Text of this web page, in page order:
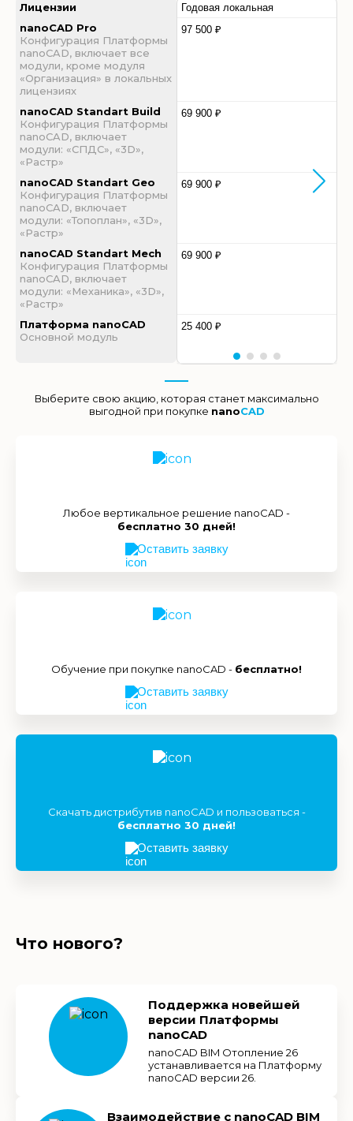
Лицензии
nanoCAD Pro
Конфигурация Платформы
nanoCAD, включает все
модули, кроме модуля
«Организация» в локальных
лицензиях
nanoCAD Standart Build
Конфигурация Платформы
nanoCAD, включает
модули: «СПДС», «3D»,
«Растр»
nanoCAD Standart Geo
Конфигурация Платформы
nanoCAD, включает
модули: «Топоплан», «3D»,
«Растр»
nanoCAD Standart Mech
Конфигурация Платформы
nanoCAD, включает
модули: «Механика», «3D»,
«Растр»
Платформа nanoCAD
Основной модуль
Годовая локальная
97 500 ₽
69 900 ₽
69 900 ₽
69 900 ₽
25 400 ₽
Выберите свою акцию, которая станет максимально
выгодной при покупке nanoCAD
Любое вертикальное решение nanoCAD -
бесплатно 30 дней!
Оставить заявку
Обучение при покупке nanoCAD - бесплатно!
Оставить заявку
Скачать дистрибутив nanoCAD и пользоваться -
бесплатно 30 дней!
Оставить заявку
Что нового?
Поддержка новейшей
версии Платформы
nanoCAD
nanoCAD BIM Отопление 26
устанавливается на Платформу
nanoCAD версии 26.
Взаимодействие с nanoCAD BIM